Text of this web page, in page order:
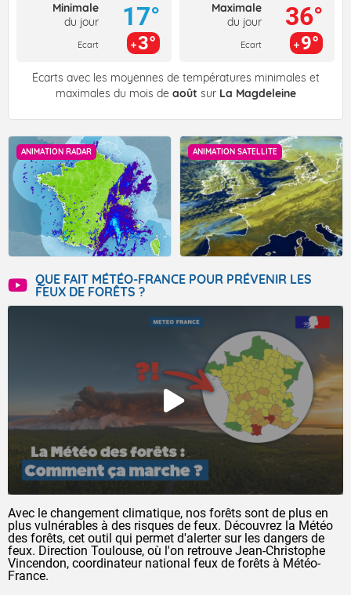
Minimale
du jour
Ecart
17°
3°
Maximale
du jour
Ecart
36°
9°
Écarts avec les moyennes de températures minimales et
maximales du mois de août sur La Magdeleine
ANIMATION RADAR ANIMATION SATELLITE
QUE FAIT MÉTÉO-FRANCE POUR PRÉVENIR LES
FEUX DE FORÊTS ?
Avec le changement climatique, nos forêts sont de plus en
plus vulnérables à des risques de feux. Découvrez la Météo
des forêts, cet outil qui permet d'alerter sur les dangers de
feux. Direction Toulouse, où l'on retrouve Jean-Christophe
Vincendon, coordinateur national feux de forêts à Météo-
France.